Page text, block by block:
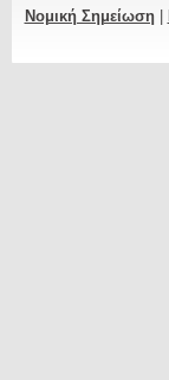
Νομική Σημείωση|